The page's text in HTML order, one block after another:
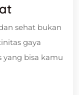
sehat bukan
gaya
yang bisa kamu